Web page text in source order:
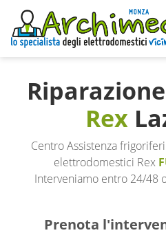
Riparazione
Rex
Centro Assistenza
elettrodomestici Rex
Interveniamo entro 24/48
Prenota